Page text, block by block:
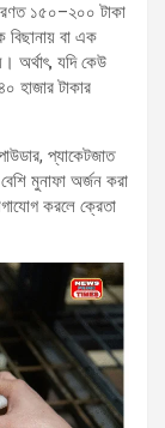
১৫০–২০০ টাকা
বিছানায় বা এক
অর্থাৎ, যদি কেউ
হাজার টাকার
প্যাকেটজাত
মুনাফা অর্জন করা
করলে ক্রেতা